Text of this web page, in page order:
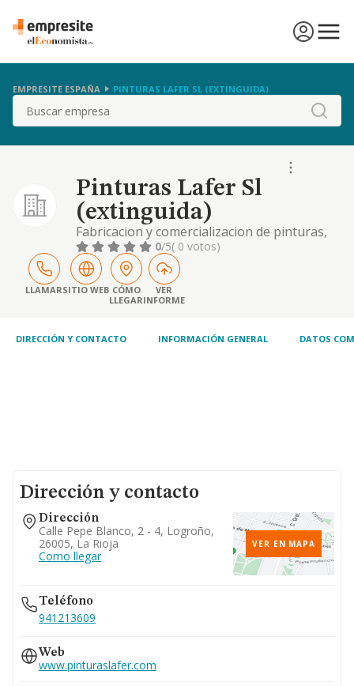
EMPRESITE ESPAÑA PINTURAS LAFER SL (EXTINGUIDA)
Buscar
Pinturas Lafer Sl
(extinguida)
Fabricacion y comercializacion de pinturas,
barnices y productos para la decoracion, asi
como la maquinaria necesaria para su
aplicacion.
0/5( 0 votos)
LLAMARSITIO WEB CÓMO
LLEGAR
VER
INFORME
DIRECCIÓN Y CONTACTO INFORMACIÓN GENERAL DATOS
Dirección y contacto
Dirección
Calle Pepe Blanco, 2 - 4, Logroño,
26005, La Rioja
Como llegar
VER EN MAPA
Teléfono
941213609
Web
www.pinturaslafer.com